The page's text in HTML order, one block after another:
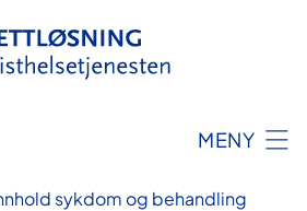
MENY
sykdom og behandling